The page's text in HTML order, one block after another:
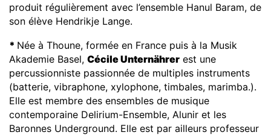
produit régulièrement avec l’ensemble Hanul Baram, de
son élève Hendrikje Lange.
* Née à Thoune, formée en France puis à la Musik
Akademie Basel, Cécile Unternährer est une
percussionniste passionnée de multiples instruments
(batterie, vibraphone, xylophone, timbales, marimba.).
Elle est membre des ensembles de musique
contemporaine Delirium-Ensemble, Alunir et les
Baronnes Underground. Elle est par ailleurs professeur